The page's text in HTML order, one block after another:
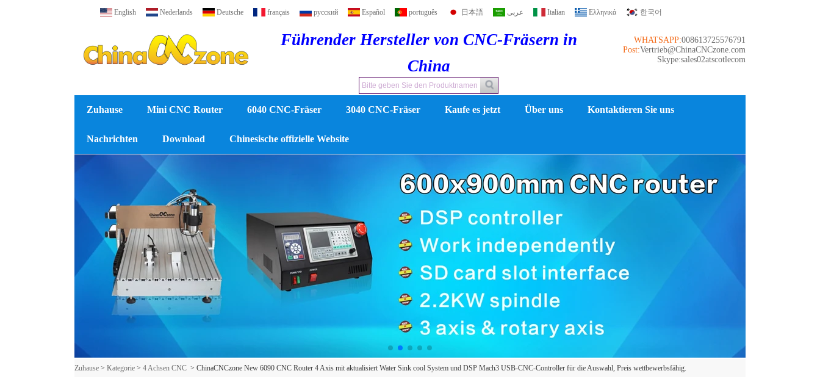
English Nederlands Deutsche français русский Español português 日本語 عربى Italian Ελληνικά 한국어
Führender Hersteller von CNC-Fräsern in
China
008613725576791
WHATSAPP:
Vertrieb@ChinaCNCzone.com
Post:
Skype:sales02atscotlecom
Zuhause Mini CNC Router 6040 CNC-Fräser 3040 CNC-Fräser Kaufe es jetzt Über uns Kontaktieren Sie uns
Nachrichten Download Chinesische offizielle Website
Zuhause > Kategorie > 4 Achsen CNC > ChinaCNCzone New 6090 CNC Router 4 Axis mit aktualisiert Water Sink cool System und DSP Mach3 USB-CNC-Controller für die Auswahl, Preis wettbewerbsfähig.